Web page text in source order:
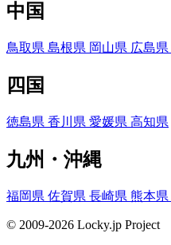
中国
鳥取県 島根県 岡山県 広島県
四国
徳島県 香川県 愛媛県 高知県
九州・沖縄
福岡県 佐賀県 長崎県 熊本県
© 2009-2026 Locky.jp Project